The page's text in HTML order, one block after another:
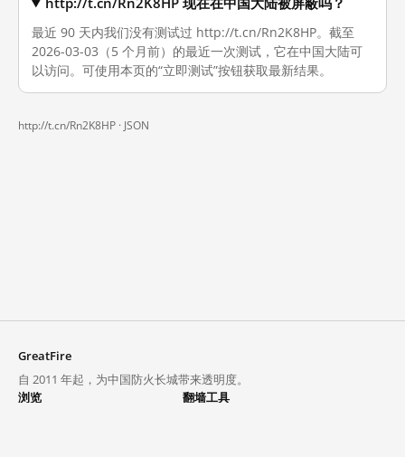
最近 90 天内我们没有测试过 http://t.cn/Rn2K8HP。截至
2026-03-03（5 个月前）的最近一次测试，它在中国大陆可
以访问。可使用本页的“立即测试”按钮获取最新结果。
http://t.cn/Rn2K8HP · JSON
GreatFire
自 2011 年起，为中国防火长城带来透明度。
浏览
翻墙工具